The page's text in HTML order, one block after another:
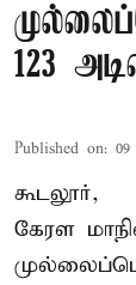
123
Published on:
கூடலூர்,
கேரள